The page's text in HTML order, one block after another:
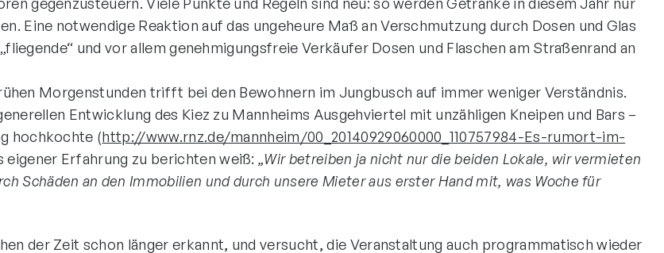
Eine notwendige Reaktion auf das ungeheure Maß an Verschmutzung durch Dosen und Glas
und vor allem genehmigungsfreie Verkäufer Dosen und Flaschen am Straßenrand an
Morgenstunden trifft bei den Bewohnern im Jungbusch auf immer weniger Verständnis.
Entwicklung des Kiez zu Mannheims Ausgehviertel mit unzähligen Kneipen und Bars –
hochkochte (http://www.rnz.de/mannheim/00_20140929060000_110757984-Es-rumort-im-
eigener Erfahrung zu berichten weiß:„Wir betreiben ja nicht nur die beiden Lokale, wir vermieten
Schäden an den Immobilien und durch unsere Mieter aus erster Hand mit, was Woche für
der Zeit schon länger erkannt, und versucht, die Veranstaltung auch programmatisch wieder